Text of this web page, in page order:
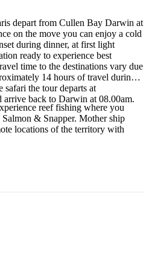
depart from Cullen Bay Darwin at
on the move you can enjoy a cold
during dinner, at first light
ready to experience best
time to the destinations vary due
14 hours of travel during
safari the tour departs at
arrive back to Darwin at 08.00am.
reef fishing where you
& Snapper. Mother ship
locations of the territory with